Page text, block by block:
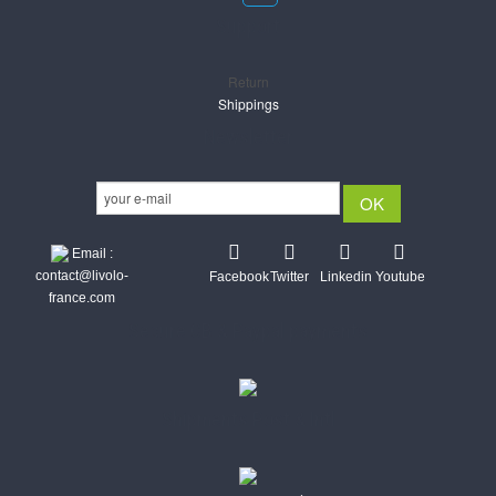
Return
Shippings
Email :
contact@livolo-
france.com
FacebookTwitter Linkedin Youtube